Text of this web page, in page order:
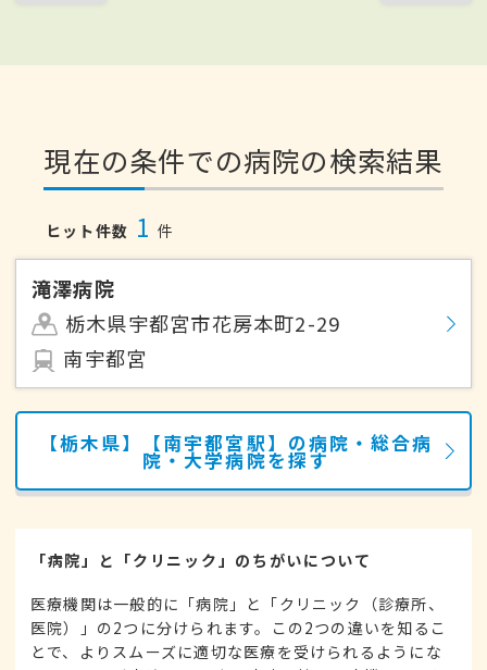
現在の条件での病院の検索結果
ヒット件数 1 件
滝澤病院
栃木県宇都宮市花房本町2-29
南宇都宮
【栃木県】【南宇都宮駅】の病院・総合病
院・大学病院を探す
「病院」と「クリニック」のちがいについて
医療機関は一般的に「病院」と「クリニック（診療所、
医院）」の2つに分けられます。この2つの違いを知るこ
とで、よりスムーズに適切な医療を受けられるようにな